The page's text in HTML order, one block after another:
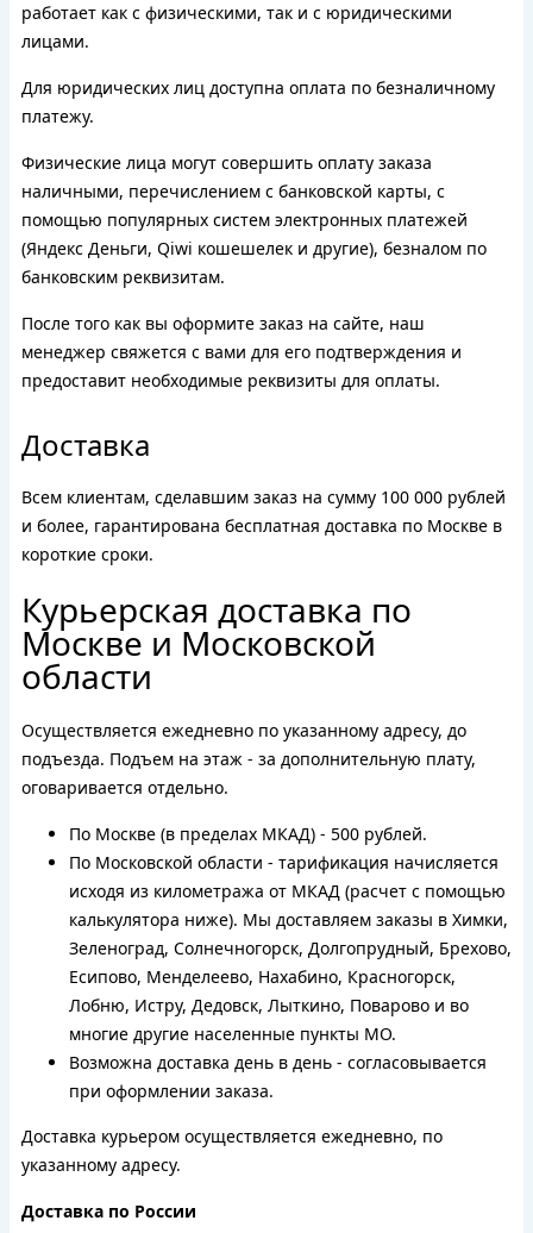
работает как с физическими, так и с юридическими
лицами.
Для юридических лиц доступна оплата по безналичному
платежу.
Физические лица могут совершить оплату заказа
наличными, перечислением с банковской карты, с
помощью популярных систем электронных платежей
(Яндекс Деньги, Qiwi кошешелек и другие), безналом по
банковским реквизитам.
После того как вы оформите заказ на сайте, наш
менеджер свяжется с вами для его подтверждения и
предоставит необходимые реквизиты для оплаты.
Доставка
Всем клиентам, сделавшим заказ на сумму 100 000 рублей
и более, гарантирована бесплатная доставка по Москве в
короткие сроки.
Курьерская доставка по
Москве и Московской
области
Осуществляется ежедневно по указанному адресу, до
подъезда. Подъем на этаж - за дополнительную плату,
оговаривается отдельно.
По Москве (в пределах МКАД) - 500 рублей.
По Московской области - тарификация начисляется
исходя из километража от МКАД (расчет с помощью
калькулятора ниже). Мы доставляем заказы в Химки,
Зеленоград, Солнечногорск, Долгопрудный, Брехово,
Есипово, Менделеево, Нахабино, Красногорск,
Лобню, Истру, Дедовск, Лыткино, Поварово и во
многие другие населенные пункты МО.
Возможна доставка день в день - согласовывается
при оформлении заказа.
Доставка курьером осуществляется ежедневно, по
указанному адресу.
Доставка по России